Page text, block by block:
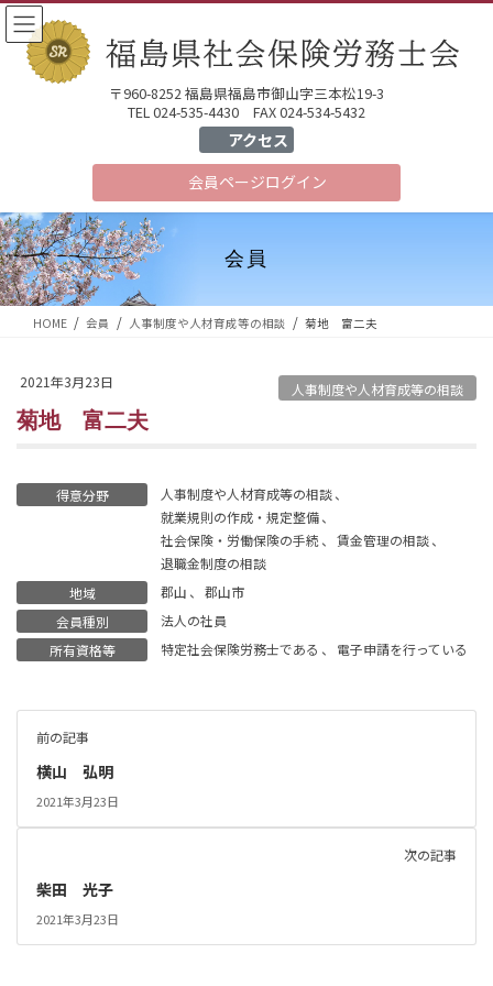
コ
ン
ッ
プ
ナ
ビ
移
動
〒960-8252 福島県福島市御山字三本松19-3
TEL 024-535-4430 FAX 024-534-5432
アクセス
会員ページログイン
会員
HOME 会員 人事制度や人材育成等の相談 菊地 富二夫
2021年3月23日 人事制度や人材育成等の相談
菊地 富二夫
得意分野 人事制度や人材育成等の相談、
就業規則の作成・規定整備、
社会保険・労働保険の手続 、 賃金管理の相談、
退職金制度の相談
地域
郡山 、
郡山市
会員種別
法人の社員
所有資格等
特定社会保険労務士である 、 電子申請を行っている
前の記事
横山 弘明
2021年3月23日
次の記事
柴田 光子
2021年3月23日